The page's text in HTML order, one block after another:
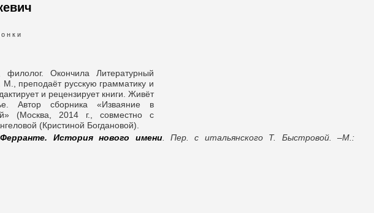
н к и
филолог. Окончила Литературный
М., преподаёт русскую грамматику и
и рецензирует книги. Живёт
Автор сборника «Изваяние в
(Москва, 2014 г., совместно с
(Кристиной Богдановой).
История нового имени. Пер. с итальянского Т. Быстровой. –М.: